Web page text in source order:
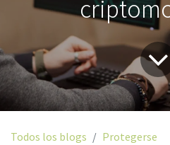
Todos los blogs
Protegerse